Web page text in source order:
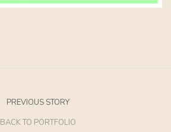
PREVIOUS STORY
BACK TO PORTFOLIO